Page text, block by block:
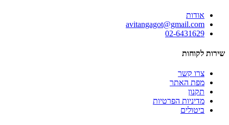
אודות
avitangagot@gmail.com
02-6431629
שירות לקוחות
צרו קשר
מפת האתר
תקנון
מדיניות הפרטיות
ביטולים